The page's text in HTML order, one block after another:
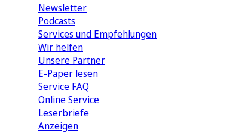
Newsletter
Podcasts
Services und Empfehlungen
Wir helfen
Unsere Partner
E-Paper lesen
Service FAQ
Online Service
Leserbriefe
Anzeigen